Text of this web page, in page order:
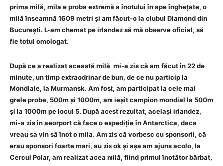
prima milă, mila e proba extremă a înotului în ape înghețate, o
milă înseamnă 1609 metri și am făcut-o la clubul Diamond din
București. L-am chemat pe irlandez să mă observe oficial, să
fie totul omologat.
După ce a realizat această milă, mi-a zis că am făcut în 22 de
minute, un timp extraodrinar de bun, de ce nu particip la
Mondiale, la Murmansk. Am fost, am participat la cele mai
grele probe, 500m și 1000m, am ieșit campion mondial la 500m
și la 1000m pe locul 5. După acest rezultat, același irlandez,
mi-a zis în aeorport că face o expediție în Antarctica, daca
vreau sa vin să înot o mila. Am zis că vorbesc cu sponsorii, că
erau sponsori foarte mari, au zis ok și așa am ajuns acolo, la
Cercul Polar, am realizat acea milă, fiind primul înotător bărbat,